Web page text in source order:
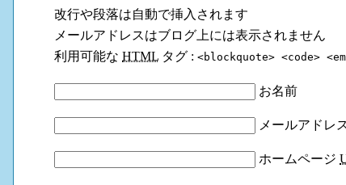
改行や段落は自動で挿入されます
メールアドレスはブログ上には表示されません
利用可能な HTML タグ : <blockquote> <code>
お名前
メールアドレ
ホームページ